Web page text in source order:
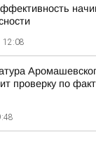
12:08
проверку по